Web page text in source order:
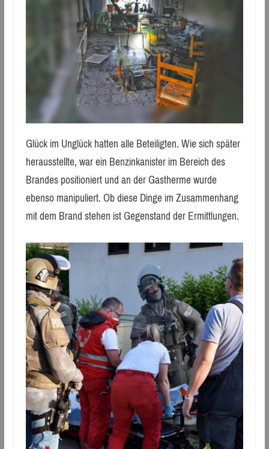
Glück im Unglück hatten alle Beteiligten. Wie sich später
herausstellte, war ein Benzinkanister im Bereich des
Brandes positioniert und an der Gastherme wurde
ebenso manipuliert. Ob diese Dinge im Zusammenhang
mit dem Brand stehen ist Gegenstand der Ermittlungen.